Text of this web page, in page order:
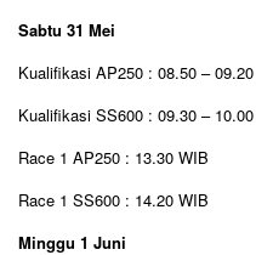
Sabtu 31 Mei
Kualifikasi AP250 : 08.50 –
Kualifikasi SS600 : 09.30 –
Race 1 AP250 : 13.30 WIB
Race 1 SS600 : 14.20 WIB
Minggu 1 Juni